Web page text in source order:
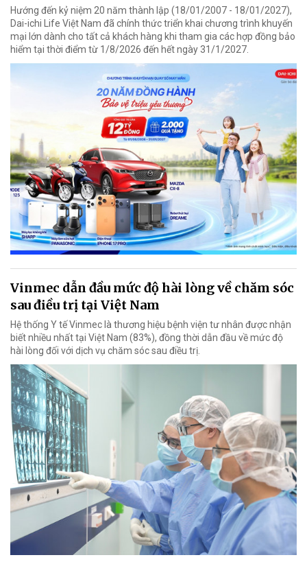
Hướng đến kỷ niệm 20 năm thành lập (18/01/2007 - 18/01/2027),
Dai-ichi Life Việt Nam đã chính thức triển khai chương trình khuyến
mại lớn dành cho tất cả khách hàng khi tham gia các hợp đồng bảo
hiểm tại thời điểm từ 1/8/2026 đến hết ngày 31/1/2027.
Vinmec dẫn đầu mức độ hài lòng về chăm sóc
sau điều trị tại Việt Nam
Hệ thống Y tế Vinmec là thương hiệu bệnh viện tư nhân được nhận
biết nhiều nhất tại Việt Nam (83%), đồng thời dẫn đầu về mức độ
hài lòng đối với dịch vụ chăm sóc sau điều trị.